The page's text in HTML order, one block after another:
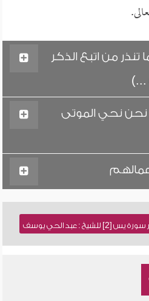
تنذر من اتبع الذكر
...)
نحن نحي الموتى
: عبد الحي يوسف